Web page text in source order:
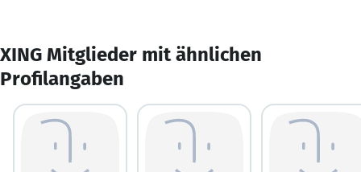
XING Mitglieder mit ähnlichen
Profilangaben